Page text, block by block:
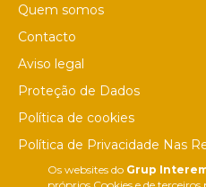
Os websites do Grup
Quem somos
Contacto
Aviso legal
Proteção de Dados
Política de cookies
Política de Privacidade Nas
Canal de denúncias